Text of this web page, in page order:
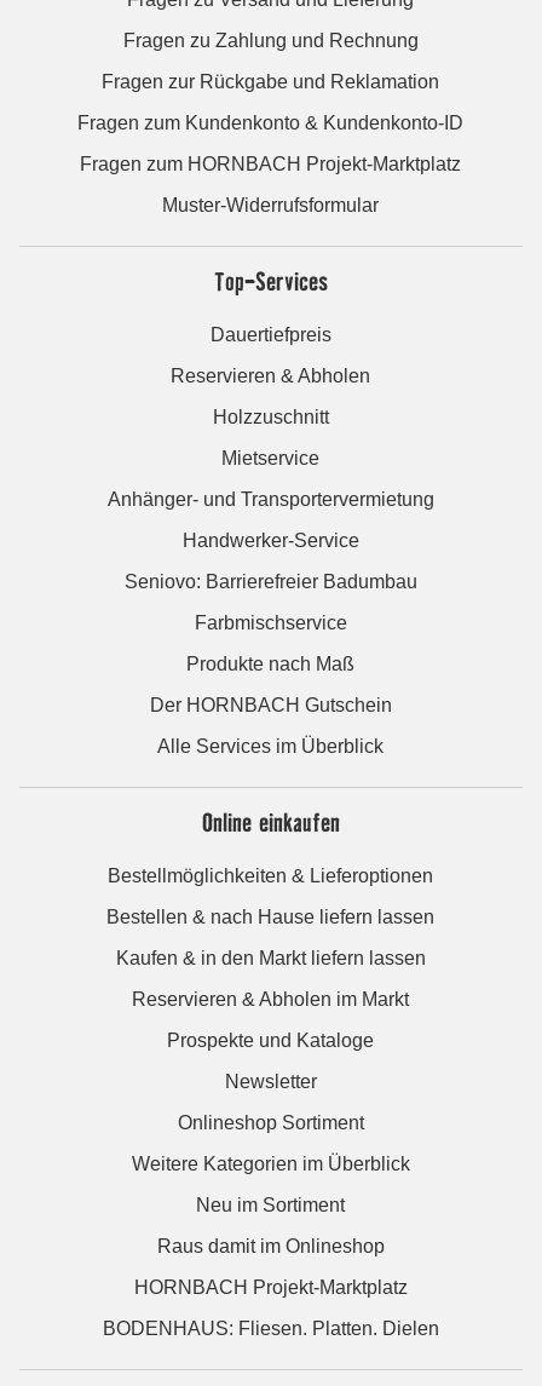
Fragen zu Zahlung und Rechnung
Fragen zur Rückgabe und Reklamation
Fragen zum Kundenkonto & Kundenkonto-ID
Fragen zum HORNBACH Projekt-Marktplatz
Muster-Widerrufsformular
Top-Services
Dauertiefpreis
Reservieren & Abholen
Holzzuschnitt
Mietservice
Anhänger- und Transportervermietung
Handwerker-Service
Seniovo: Barrierefreier Badumbau
Farbmischservice
Produkte nach Maß
Der HORNBACH Gutschein
Alle Services im Überblick
Online einkaufen
Bestellmöglichkeiten & Lieferoptionen
Bestellen & nach Hause liefern lassen
Kaufen & in den Markt liefern lassen
Reservieren & Abholen im Markt
Prospekte und Kataloge
Newsletter
Onlineshop Sortiment
Weitere Kategorien im Überblick
Neu im Sortiment
Raus damit im Onlineshop
HORNBACH Projekt-Marktplatz
BODENHAUS: Fliesen. Platten. Dielen